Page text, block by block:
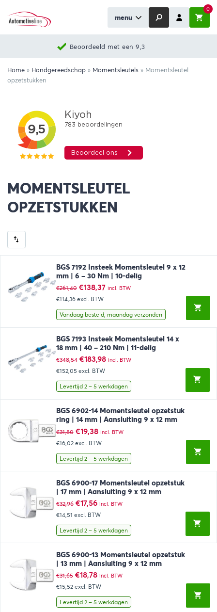
menu
0
Beoordeeld met een 9,3
Home » Handgereedschap » Momentsleutels » Momentsleutel
opzetstukken
MOMENTSLEUTEL
OPZETSTUKKEN
BGS 7192 Insteek Momentsleutel 9 x 12
mm | 6 – 30 Nm | 10-delig
€261,40 Oorspronkelijke
prijs
was:
€261,40.
€138,37Huidige
€138,37.
incl. BTW
€114,36 excl. BTW
Vandaag besteld, maandag verzonden
BGS 7193 Insteek Momentsleutel 14 x
18 mm | 40 – 210 Nm | 11-delig
€348,54 Oorspronkelijke
prijs
was:
€348,54.
€183,98Huidige
€183,98.
incl. BTW
€152,05 excl. BTW
Levertijd 2 – 5 werkdagen
BGS 6902-14 Momentsleutel opzetstuk
ring | 14 mm | Aansluiting 9 x 12 mm
€31,80 Oorspronkelijke
prijs
was:
€31,80.
€19,38Huidige
prijs
is:
€19,38.
incl. BTW
€16,02 excl. BTW
Levertijd 2 – 5 werkdagen
BGS 6900-17 Momentsleutel opzetstuk
| 17 mm | Aansluiting 9 x 12 mm
€32,96 Oorspronkelijke
prijs
was:
€32,96.
€17,56Huidige
prijs
is:
€17,56.
incl. BTW
€14,51 excl. BTW
Levertijd 2 – 5 werkdagen
BGS 6900-13 Momentsleutel opzetstuk
| 13 mm | Aansluiting 9 x 12 mm
€31,65 Oorspronkelijke
prijs
was:
€31,65.
€18,78Huidige
prijs
is:
€18,78.
incl. BTW
€15,52 excl. BTW
Levertijd 2 – 5 werkdagen